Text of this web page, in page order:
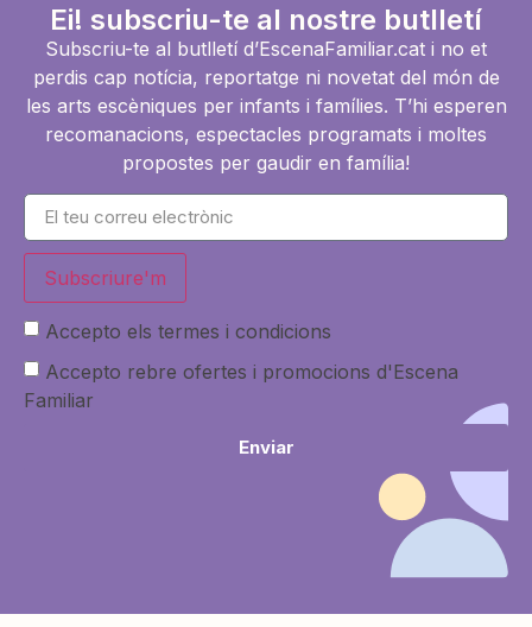
Ei! subscriu-te al nostre butlletí
Subscriu-te al butlletí d’EscenaFamiliar.cat i no et
perdis cap notícia, reportatge ni novetat del món de
les arts escèniques per infants i famílies. T’hi esperen
recomanacions, espectacles programats i moltes
propostes per gaudir en família!
Subscriure'm
Accepto els termes i condicions
Accepto rebre ofertes i promocions d'Escena
Familiar
Enviar